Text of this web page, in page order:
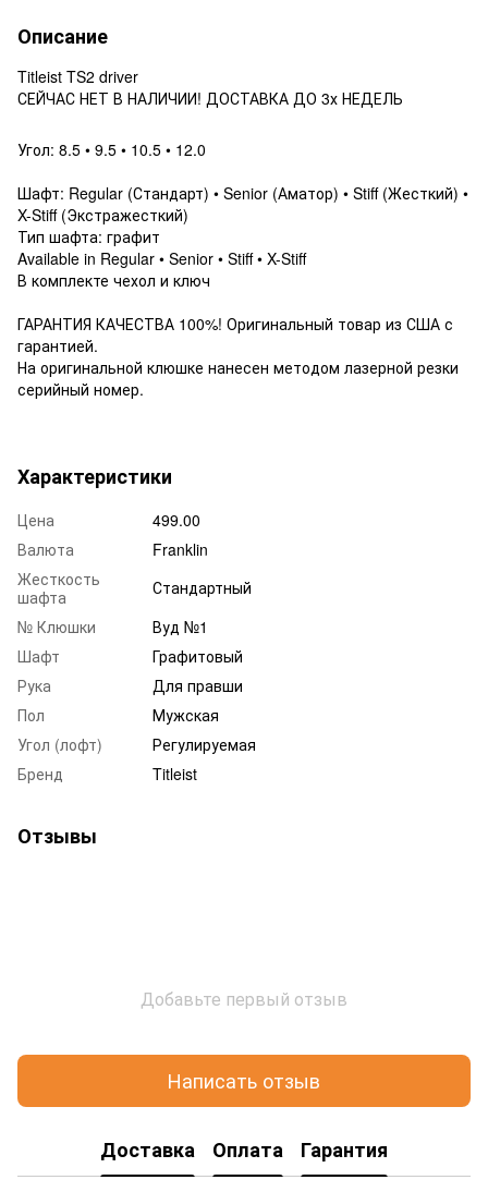
Описание
Titleist TS2 driver
СЕЙЧАС НЕТ В НАЛИЧИИ! ДОСТАВКА ДО 3х НЕДЕЛЬ
Угол: 8.5 • 9.5 • 10.5 • 12.0
Шафт: Regular (Стандарт) • Senior (Аматор) • Stiff (Жесткий) •
X-Stiff (Экстражесткий)
Тип шафта: графит
Available in Regular • Senior • Stiff • X-Stiff
В комплекте чехол и ключ
ГАРАНТИЯ КАЧЕСТВА 100%! Оригинальный товар из США с
гарантией.
На оригинальной клюшке нанесен методом лазерной резки
серийный номер.
Характеристики
Цена
499.00
Валюта
Franklin
Жесткость
шафта
Стандартный
№ Клюшки
Вуд №1
Шафт
Графитовый
Рука
Для правши
Пол
Мужская
Угол (лофт)
Регулируемая
Бренд
Titleist
Отзывы
Добавьте первый отзыв
Написать отзыв
Доставка Оплата Гарантия